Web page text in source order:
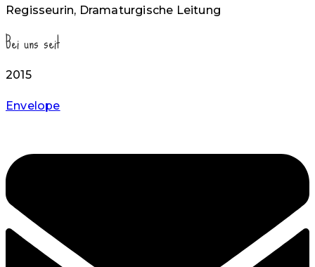
Regisseurin, Dramaturgische Leitung
Bei uns seit
2015
Envelope